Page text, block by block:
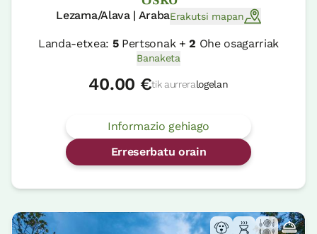
Lezama/Alava | ArabaErakutsi mapan
Landa-etxea: 5Pertsonak +2 Ohe osagarriak
Banaketa
40.00 €tik aurreralogelan
Informazio gehiago
Erreserbatu orain